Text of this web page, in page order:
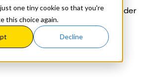
one tiny cookie so that you're
this choice again.
Decline
med avancerade AMS-metoder
en trygg och kontinuerlig